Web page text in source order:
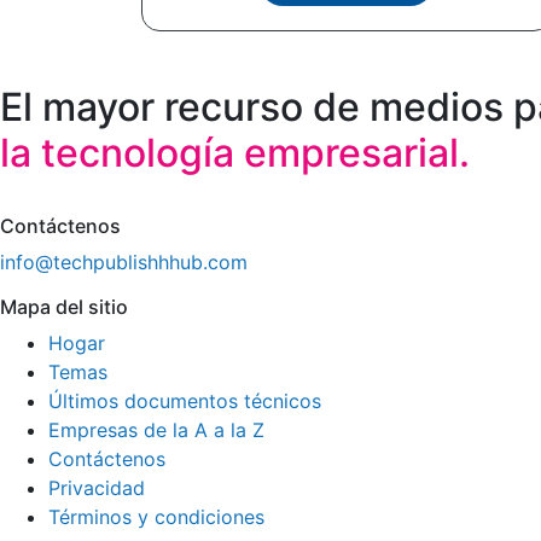
El mayor recurso de medios
la tecnología empresarial.
Contáctenos
info@techpublishhhub.com
Mapa del sitio
Hogar
Temas
Últimos documentos técnicos
Empresas de la A a la Z
Contáctenos
Privacidad
Términos y condiciones